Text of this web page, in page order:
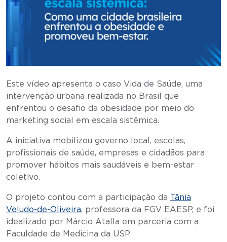
Este vídeo apresenta o caso Vida de Saúde, uma
intervenção urbana realizada no Brasil que
enfrentou o desafio da obesidade por meio do
marketing social em escala sistêmica.
A iniciativa mobilizou governo local, escolas,
profissionais de saúde, empresas e cidadãos para
promover hábitos mais saudáveis e bem-estar
coletivo.
O projeto contou com a participação da Tânia
Veludo-de-Oliveira, professora da FGV EAESP, e foi
idealizado por Márcio Atalla em parceria com a
Faculdade de Medicina da USP.